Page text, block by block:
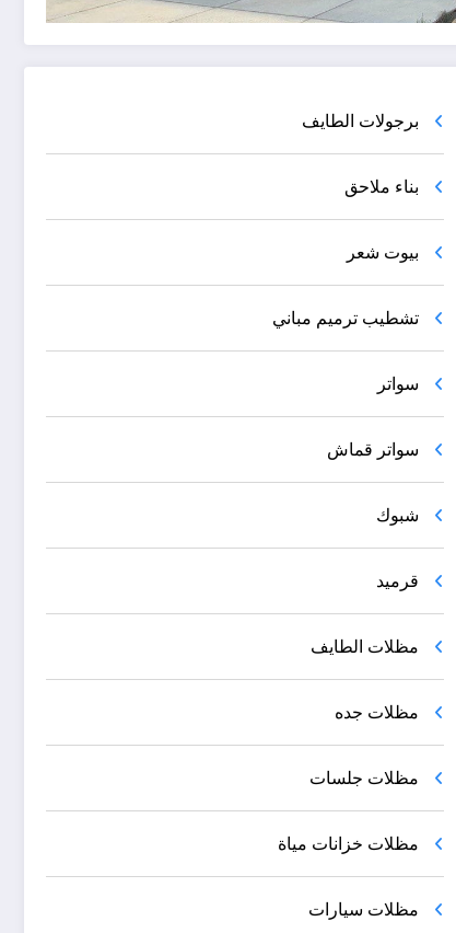
برجولات الطايف
بناء ملاحق
بيوت شعر
تشطيب ترميم مباني
سواتر
سواتر قماش
شبوك
قرميد
مظلات الطايف
مظلات جده
مظلات جلسات
مظلات خزانات مياة
مظلات سيارات